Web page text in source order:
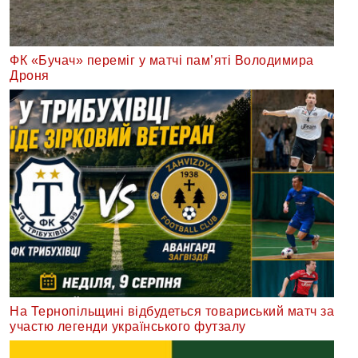
ФК «Бучач» переміг у матчі пам’яті Володимира
Дроня
На Тернопільщині відбудеться товариський матч за
участю легенди українського футзалу